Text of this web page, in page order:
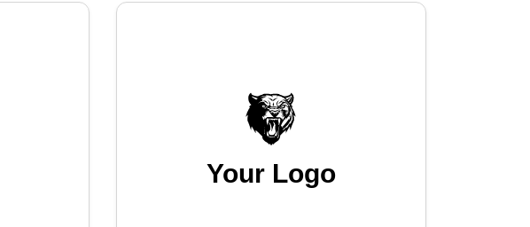
Your Logo